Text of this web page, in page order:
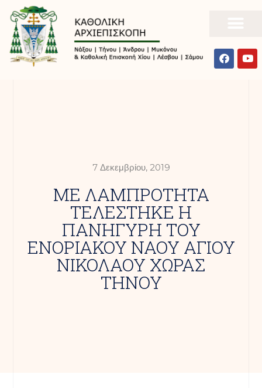
7 Δεκεμβρίου, 2019
ΜΕ ΛΑΜΠΡΟΤΗΤΑ
ΤΕΛΕΣΤΗΚΕ Η
ΠΑΝΗΓΥΡΗ ΤΟΥ
ΕΝΟΡΙΑΚΟΥ ΝΑΟΥ ΑΓΙΟΥ
ΝΙΚΟΛΑΟΥ ΧΩΡΑΣ
ΤΗΝΟΥ